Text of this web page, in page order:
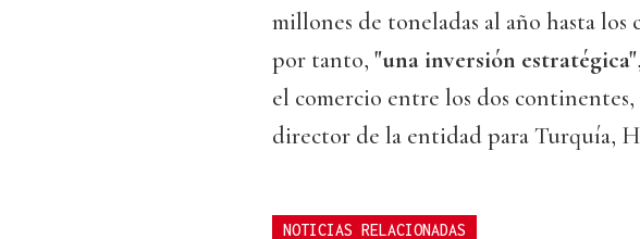
millones de toneladas al año hasta los
por tanto, "una inversión estratégica"
el comercio entre los dos
director de la entidad para Turquía,
NOTICIAS RELACIONADAS